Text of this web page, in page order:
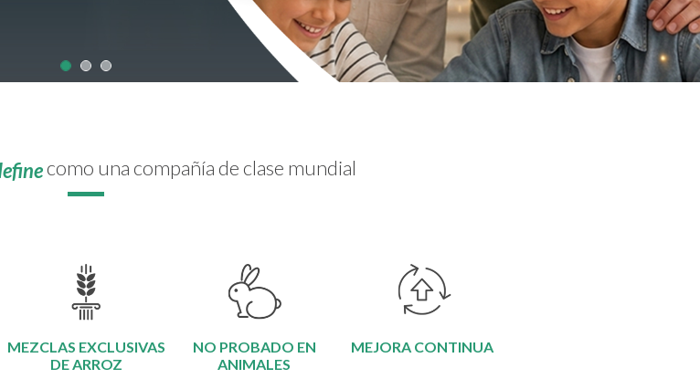
como una compañía de clase mundial
MEZCLAS EXCLUSIVAS
DE ARROZ
NO PROBADO EN
ANIMALES
MEJORA CONTINUA